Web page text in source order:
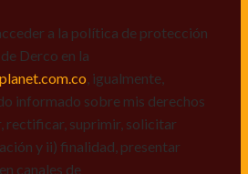
efectúen el tratamiento de mis
a la política de protección
Derco en la
, igualmente,
informado sobre mis derechos
rectificar, suprimir, solicitar
y ii) finalidad, presentar
canales de